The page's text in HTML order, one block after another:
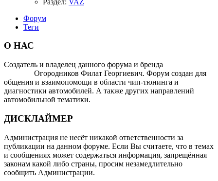
Форум
Теги
О НАС
Создатель и владелец данного форума и бренда
Огородников Филат Георгиевич. Форум создан для
общения и взаимопомощи в области чип-тюнинга и
диагностики автомобилей. А также других направлений
автомобильной тематики.
ДИСКЛАЙМЕР
Администрация не несёт никакой ответственности за
публикации на данном форуме. Если Вы считаете, что в темах
и сообщениях может содержаться информация, запрещённая
законам какой либо страны, просим незамедлительно
сообщить Администрации.